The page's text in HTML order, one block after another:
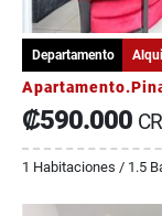
Departamento
₡590.000
1 Habitaciones / 1.5